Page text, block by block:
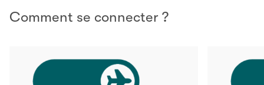
Comment se connecter ?